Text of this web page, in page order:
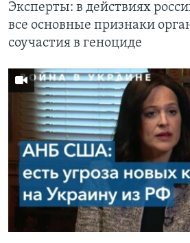
Эксперты: в действиях
все основные признаки
соучастия в геноциде